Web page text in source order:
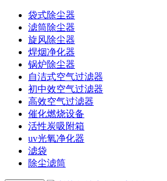
袋式除尘器
滤筒除尘器
旋风除尘器
焊烟净化器
锅炉除尘器
自洁式空气过滤器
初中效空气过滤器
高效空气过滤器
催化燃烧设备
活性炭吸附箱
uv光氧净化器
滤袋
除尘滤筒